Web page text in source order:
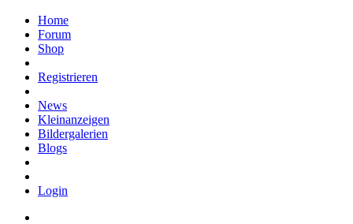
Home
Forum
Shop
Registrieren
News
Kleinanzeigen
Bildergalerien
Blogs
Login